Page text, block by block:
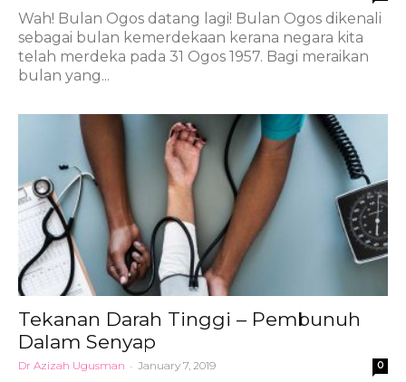
Wah! Bulan Ogos datang lagi! Bulan Ogos dikenali
sebagai bulan kemerdekaan kerana negara kita
telah merdeka pada 31 Ogos 1957. Bagi meraikan
bulan yang...
Tekanan Darah Tinggi – Pembunuh
Dalam Senyap
Dr Azizah Ugusman - January 7, 2019 0